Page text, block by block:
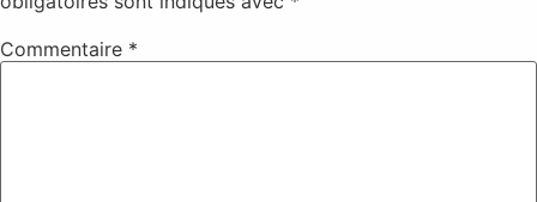
Commentaire *